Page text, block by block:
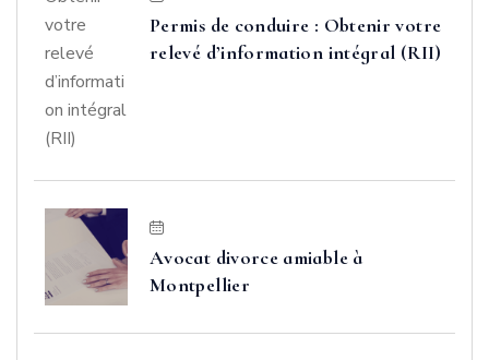
Permis de conduire : Obtenir votre
relevé d’information intégral (RII)
Avocat divorce amiable à
Montpellier